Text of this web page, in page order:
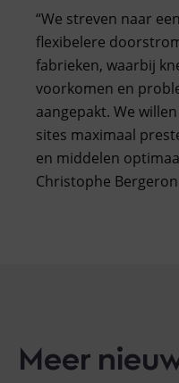
“We streven naar
flexibelere
fabrieken, waarbij
voorkomen en
aangepakt. We
sites maximaal
en middelen
Christophe
Meer